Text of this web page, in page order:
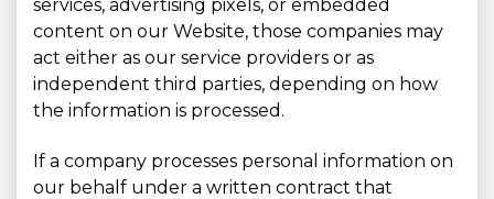
services, advertising pixels, or embedded
content on our Website, those companies may
act either as our service providers or as
independent third parties, depending on how
the information is processed.
If a company processes personal information on
our behalf under a written contract that